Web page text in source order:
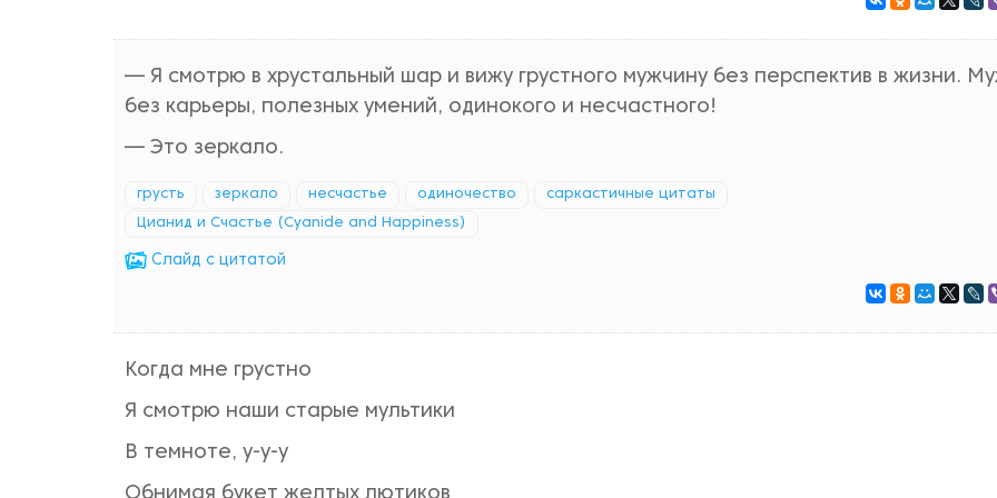
— Я смотрю в хрустальный шар и вижу грустного мужчину без перспектив в жизни.
без карьеры, полезных умений, одинокого и несчастного!
— Это зеркало.
грусть зеркало несчастье одиночество саркастичные цитаты
Цианид и Счастье (Cyanide and Happiness)
Cлайд с цитатой
Когда мне грустно
Я смотрю наши старые мультики
В темноте, у-у-у
Обнимая букет желтых лютиков